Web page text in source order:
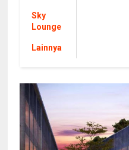
Sky
Lounge
Lainnya